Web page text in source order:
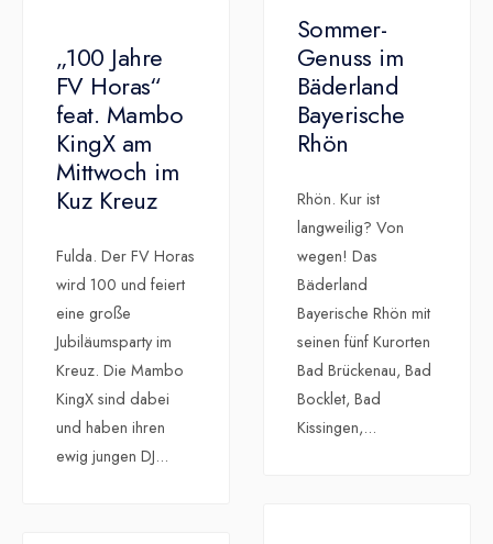
Sommer-
Genuss im
Bäderland
Bayerische
Rhön
Rhön. Kur ist
langweilig? Von
wegen! Das
Bäderland
Bayerische Rhön mit
seinen fünf Kurorten
Bad Brückenau, Bad
Bocklet, Bad
Kissingen,...
„100 Jahre
FV Horas“
feat. Mambo
KingX am
Mittwoch im
Kuz Kreuz
Fulda. Der FV Horas
wird 100 und feiert
eine große
Jubiläumsparty im
Kreuz. Die Mambo
KingX sind dabei
und haben ihren
ewig jungen DJ...